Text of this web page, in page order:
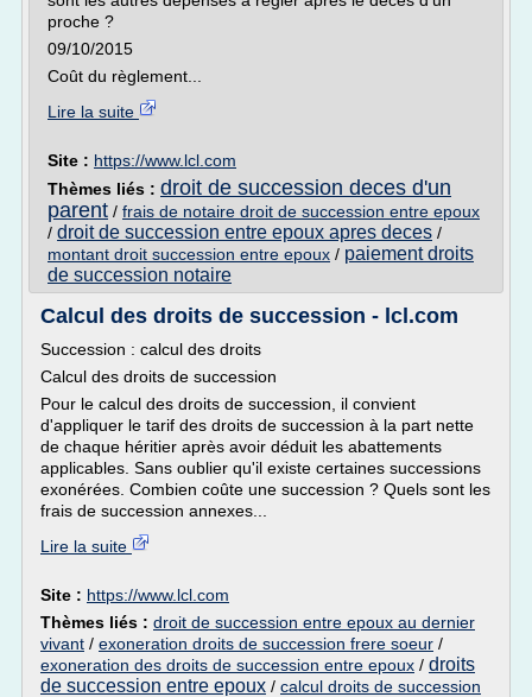
proche ?
09/10/2015
Coût du règlement...
Lire la suite
Site : https://www.lcl.com
Thèmes liés : droit de succession deces d'un
parent / frais de notaire droit de succession entre epoux
/ droit de succession entre epoux apres deces /
montant droit succession entre epoux / paiement droits
de succession notaire
Calcul des droits de succession - lcl.com
Succession : calcul des droits
Calcul des droits de succession
Pour le calcul des droits de succession, il convient
d'appliquer le tarif des droits de succession à la part nette
de chaque héritier après avoir déduit les abattements
applicables. Sans oublier qu'il existe certaines successions
exonérées. Combien coûte une succession ? Quels sont les
frais de succession annexes...
Lire la suite
Site : https://www.lcl.com
Thèmes liés : droit de succession entre epoux au dernier
vivant / exoneration droits de succession frere soeur /
exoneration des droits de succession entre epoux / droits
de succession entre epoux / calcul droits de succession